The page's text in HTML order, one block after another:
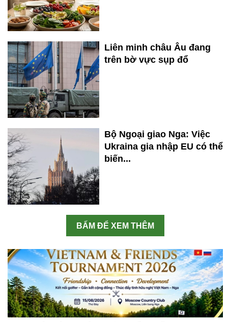
Liên minh châu Âu đang
trên bờ vực sụp đổ
Bộ Ngoại giao Nga: Việc
Ukraina gia nhập EU có thể
biến...
BẤM ĐỂ XEM THÊM